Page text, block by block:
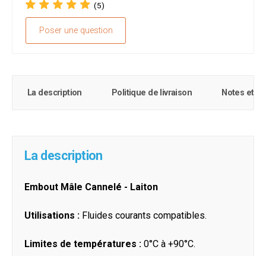
(5)
Poser une question
La description Politique de livraison Notes et
La description
Embout Mâle Cannelé - Laiton
Utilisations : Fluides courants compatibles.
Limites de températures : 0°C à +90°C.